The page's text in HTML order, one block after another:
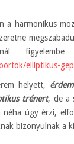
a harmonikus
elliptikus-gep
helyett,
trénert, de a
néha úgy érzi,
bizonyulnak a